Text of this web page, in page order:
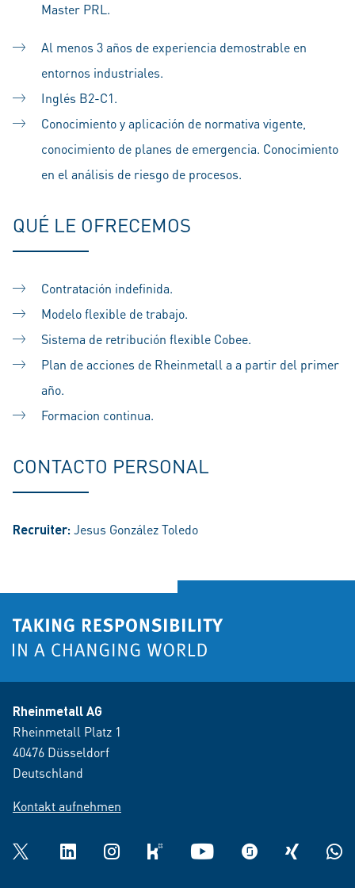
Master PRL.
Al menos 3 años de experiencia demostrable en
entornos industriales.
Inglés B2-C1.
Conocimiento y aplicación de normativa vigente,
conocimiento de planes de emergencia. Conocimiento
en el análisis de riesgo de procesos.
QUÉ LE OFRECEMOS
Contratación indefinida.
Modelo flexible de trabajo.
Sistema de retribución flexible Cobee.
Plan de acciones de Rheinmetall a a partir del primer
año.
Formacion continua.
CONTACTO PERSONAL
Recruiter: Jesus González Toledo
Rheinmetall AG
Rheinmetall Platz 1
40476 Düsseldorf
Deutschland
Kontakt aufnehmen
Twitter LinkedInInstagramkununu YouTube glassdoorXING